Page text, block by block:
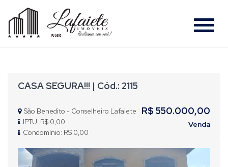
#
CASA SEGURA!!! | Cód.: 2115
São Benedito - Conselheiro Lafaiete
IPTU: R$ 0,00
Condomínio: R$ 0,00
R$ 550.000,00
Venda
Previous